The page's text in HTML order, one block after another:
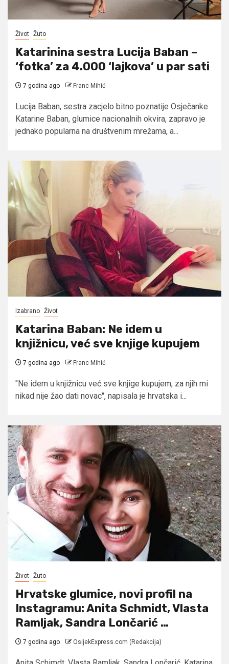
Život Žuto
Katarinina sestra Lucija Baban –
‘fotka’ za 4.000 ‘lajkova’ u par sati
7 godina ago Franc Mihić
Lucija Baban, sestra zacjelo bitno poznatije Osječanke
Katarine Baban, glumice nacionalnih okvira, zapravo je
jednako popularna na društvenim mrežama, a...
Izabrano Život
Katarina Baban: Ne idem u
knjižnicu, već sve knjige kupujem
7 godina ago Franc Mihić
"Ne idem u knjižnicu već sve knjige kupujem, za njih mi
nikad nije žao dati novac", napisala je hrvatska i...
Život Žuto
Hrvatske glumice, novi profil na
Instagramu: Anita Schmidt, Vlasta
Ramljak, Sandra Lončarić …
7 godina ago OsijekExpress.com (Redakcija)